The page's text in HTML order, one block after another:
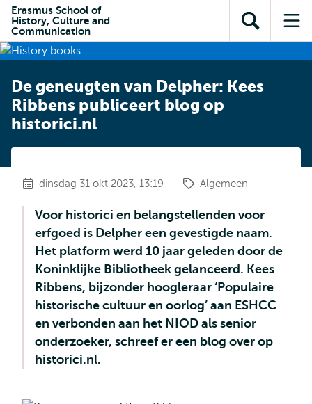
inhoud
Direct naar
subnavigatie
Erasmus School of
History, Culture and
Communication
Toon
zoekveld
De geneugten van Delpher: Kees
Ribbens publiceert blog op
historici.nl
dinsdag 31 okt 2023, 13:19 Algemeen
Voor historici en belangstellenden voor
erfgoed is Delpher een gevestigde naam.
Het platform werd 10 jaar geleden door de
Koninklijke Bibliotheek gelanceerd. Kees
Ribbens, bijzonder hoogleraar ‘Populaire
historische cultuur en oorlog’ aan ESHCC
en verbonden aan het NIOD als senior
onderzoeker, schreef er een blog over op
historici.nl.